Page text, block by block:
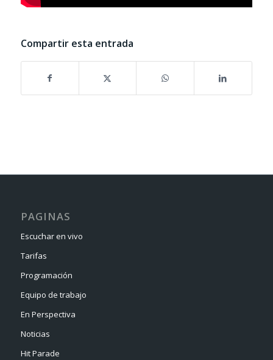
Compartir esta entrada
PAGINAS
Escuchar en vivo
Tarifas
Programación
Equipo de trabajo
En Perspectiva
Noticias
Hit Parade